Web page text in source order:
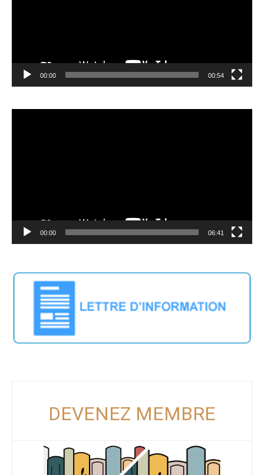
00:00 00:54
00:00 06:41
DEVENEZ MEMBRE